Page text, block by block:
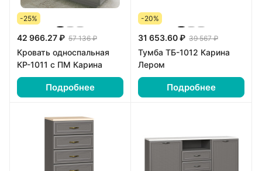
-25%
42 966.27 ₽ 57 136 ₽
Кровать односпальная
КР-1011 с ПМ Карина
Подробнее
-20%
31 653.60 ₽ 39 567 ₽
Тумба ТБ-1012 Карина
Лером
Подробнее